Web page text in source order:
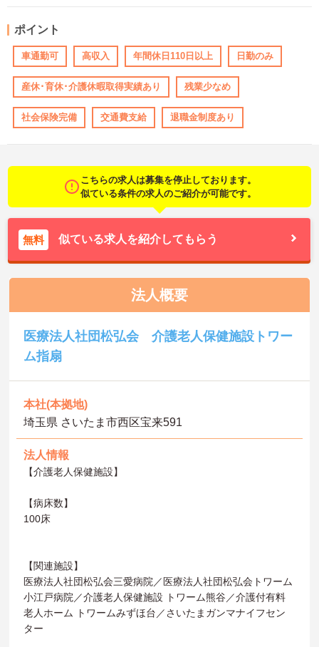
ポイント
車通勤可 高収入 年間休日110日以上 日勤のみ
産休･育休･介護休暇取得実績あり 残業少なめ
社会保険完備 交通費支給 退職金制度あり
こちらの求人は募集を停止しております。
似ている条件の求人のご紹介が可能です。
無料 似ている求人を紹介してもらう
法人概要
医療法人社団松弘会 介護老人保健施設トワー
ム指扇
本社(本拠地)
埼玉県 さいたま市西区宝来591
法人情報
【介護老人保健施設】
【病床数】
100床
【関連施設】
医療法人社団松弘会三愛病院／医療法人社団松弘会トワーム
小江戸病院／介護老人保健施設 トワーム熊谷／介護付有料
老人ホーム トワームみずほ台／さいたまガンマナイフセン
ター